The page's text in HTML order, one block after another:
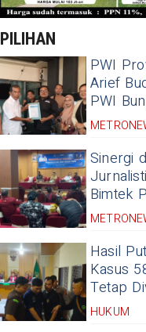
PILIHAN
PWI
Arief
PWI
Sinergi
Bimtek
Hasil
Kasus
Tetap
HUKUM